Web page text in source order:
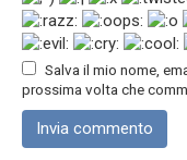
Salva il mio nome,
prossima volta che